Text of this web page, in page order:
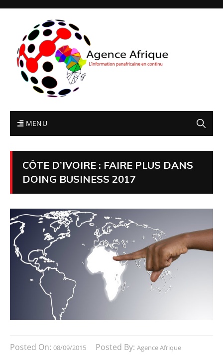
MENU
CÔTE D’IVOIRE : FAIRE PLUS DANS
DOING BUSINESS 2017
Posted On: 08/09/2015 Posted By: Agence Afrique